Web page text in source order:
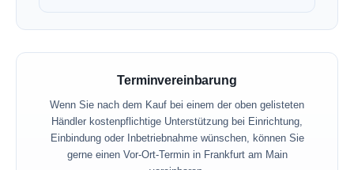
Terminvereinbarung
Wenn Sie nach dem Kauf bei einem der oben gelisteten
Händler kostenpflichtige Unterstützung bei Einrichtung,
Einbindung oder Inbetriebnahme wünschen, können Sie
gerne einen Vor-Ort-Termin in Frankfurt am Main